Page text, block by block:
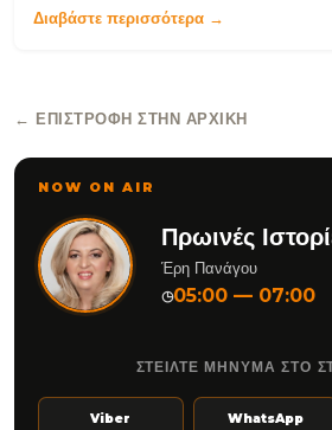
Διαβάστε περισσότερα →
← ΕΠΙΣΤΡΟΦΉ ΣΤΗΝ ΑΡΧΙΚΉ
NOW ON AIR
Πρωινές
Έρη Πανάγου
◷05:00 — 07:00
ΣΤΕΙΛΤΕ ΜΗΝΥΜΑ ΣΤΟ
Viber WhatsApp